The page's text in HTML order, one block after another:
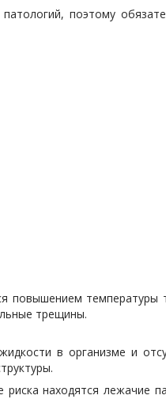
поэтому
температуры
трещины.
в организме и
риска находятся